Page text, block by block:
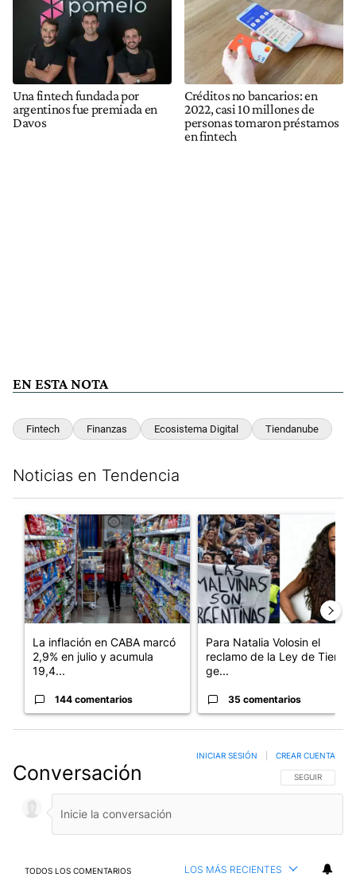
Una fintech fundada por
argentinos fue premiada en
Davos
Créditos no bancarios: en
2022, casi 10 millones de
personas tomaron préstamos
en fintech
EN ESTA NOTA
Fintech Finanzas Ecosistema Digital Tiendanube
Noticias en Tendencia
Un artículo de tendencia con el título "La inflación en CABA
La inflación en CABA marcó
2,9% en julio y acumula
19,4...
144 comentarios
Un artículo de tendencia con
Para Natalia Volosin el
reclamo de la Ley de Tierras
ge...
35 comentarios
Conversación SIGA ESTA
SEGUIR
INICIAR SESIÓN CREAR CUENTA
TODOS LOS COMENTARIOS LOS MÁS RECIENTES